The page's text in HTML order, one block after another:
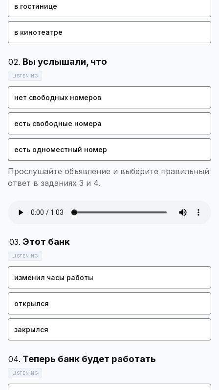
в гостинице
в кинотеатре
LISTENING
нет свободных номеров
есть свободные номера
есть одноместный номер
Прослушайте объявление и выберите правильный
ответ в заданиях 3 и 4.
LISTENING
изменил часы работы
открылся
закрылся
LISTENING